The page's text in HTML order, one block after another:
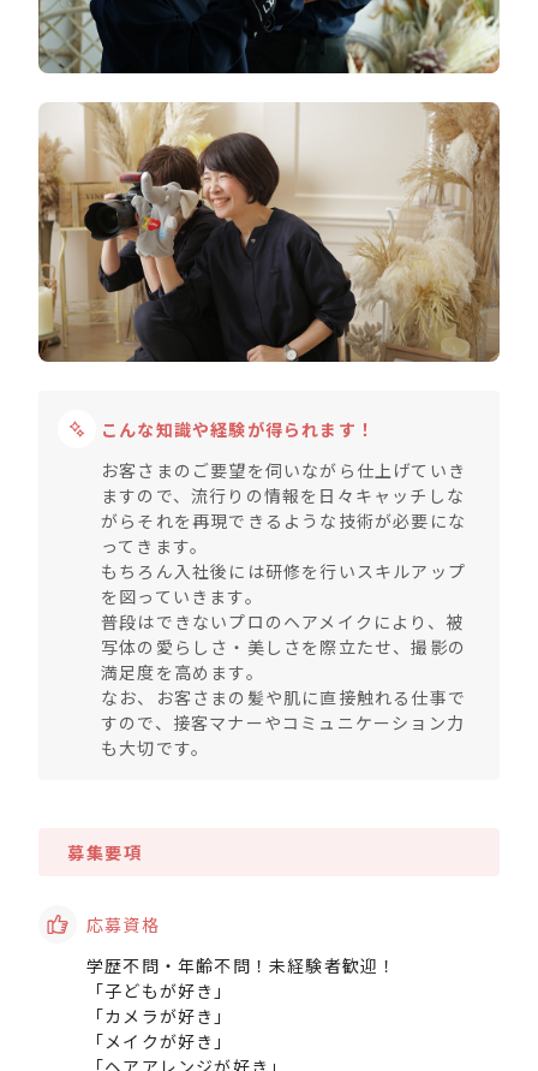
こんな知識や経験が得られます！
お客さまのご要望を伺いながら仕上げていき
ますので、流行りの情報を日々キャッチしな
がらそれを再現できるような技術が必要にな
ってきます。
もちろん入社後には研修を行いスキルアップ
を図っていきます。
普段はできないプロのヘアメイクにより、被
写体の愛らしさ・美しさを際立たせ、撮影の
満足度を高めます。
なお、お客さまの髪や肌に直接触れる仕事で
すので、接客マナーやコミュニケーション力
も大切です。
募集要項
応募資格
学歴不問・年齢不問！未経験者歓迎！
「子どもが好き」
「カメラが好き」
「メイクが好き」